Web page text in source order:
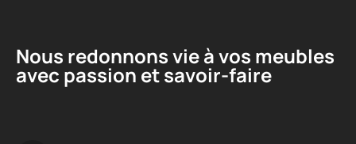
Nous redonnons vie à vos meubles
avec passion et savoir-faire